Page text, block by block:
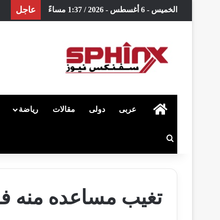
الخميس - 6 أغسطس - 2026 / 1:37 مساءً عاجل
الرئيسية
عربى دولى مقالات رياضة
تغيب مساعده منه